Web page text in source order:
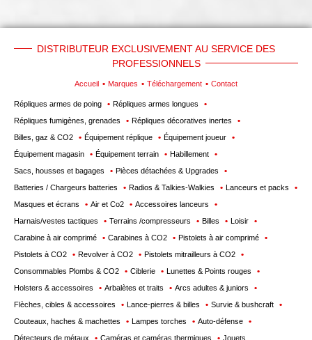
DISTRIBUTEUR EXCLUSIVEMENT AU SERVICE DES
PROFESSIONNELS
Accueil Marques Téléchargement Contact
Répliques armes de poing
Répliques armes longues
Répliques fumigènes, grenades
Répliques décoratives inertes
Billes, gaz & CO2
Équipement réplique
Équipement joueur
Équipement magasin
Équipement terrain
Habillement
Sacs, housses et bagages
Pièces détachées & Upgrades
Batteries / Chargeurs batteries
Radios & Talkies-Walkies
Lanceurs et packs
Masques et écrans
Air et Co2
Accessoires lanceurs
Harnais/vestes tactiques
Terrains /compresseurs Billes
Loisir
Carabine à air comprimé
Carabines à CO2
Pistolets à air comprimé
Pistolets à CO2
Revolver à CO2
Pistolets mitrailleurs à CO2
Consommables Plombs & CO2
Ciblerie
Lunettes & Points rouges
Holsters & accessoires
Arbalètes et traits
Arcs adultes & juniors
Flèches, cibles & accessoires
Lance-pierres & billes
Survie & bushcraft
Couteaux, haches & machettes
Lampes torches
Auto-défense
Détecteurs de métaux
Caméras et caméras thermiques
Jouets